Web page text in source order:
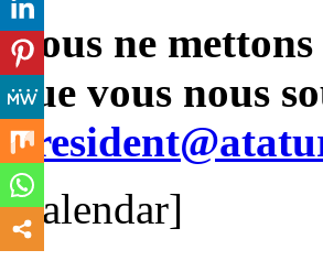
Nous ne
que vous nous
[calendar]